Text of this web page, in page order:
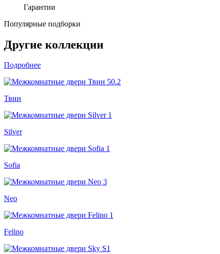
Гарантии
Популярные подборки
Другие коллекции
Подробнее
Твин
Silver
Sofia
Neo
Felino